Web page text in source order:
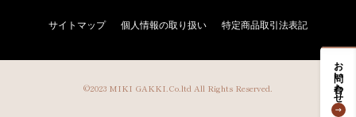
サイトマップ 個人情報の取り扱い 特定商品取引法表記
©2023 MIKI GAKKI.Co.ltd All Rights Reserved. お問い合わせ